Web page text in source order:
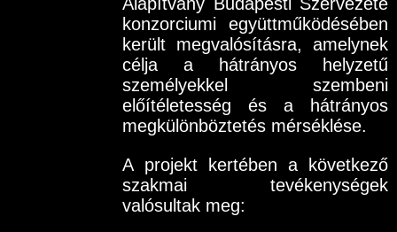
konzorciumi együttműködésében
került megvalósításra, amelynek
célja a hátrányos helyzetű
személyekkel szembeni
előítéletesség és a hátrányos
megkülönböztetés mérséklése.
A projekt kertében a következő
szakmai tevékenységek
valósultak meg: